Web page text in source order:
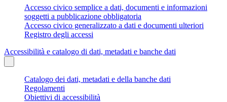
Accesso civico semplice a dati, documenti e informazioni
soggetti a pubblicazione obbligatoria
Accesso civico generalizzato a dati e documenti ulteriori
Registro degli accessi
Accessibilità e catalogo di dati, metadati e banche dati
Catalogo dei dati, metadati e della banche dati
Regolamenti
Obiettivi di accessibilità